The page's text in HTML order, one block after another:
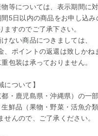
等については、表示期間に
5日以内の商品をお申し込
ますのでご了承下さい。
ない商品につきましては、
、ポイントの返還は致しかね
包装は承っておりません。
について】
・鹿児島県・沖縄県）の一
鮮品（果物・野菜・活魚介
せんので、ご了承ください。